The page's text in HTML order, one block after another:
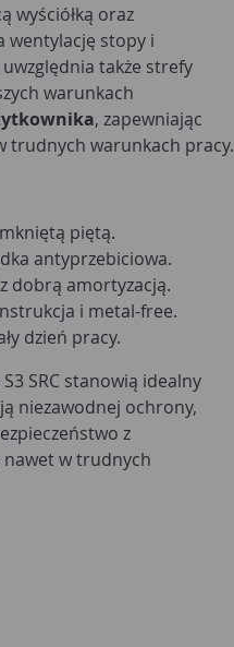
wyściółką oraz
wentylację stopy i
także strefy
warunkach
, zapewniając
trudnych warunkach pracy.
piętą.
antyprzebiciowa.
dobrą amortyzacją.
i metal-free.
dzień pracy.
SRC stanowią idealny
niezawodnej ochrony,
z
nawet w trudnych